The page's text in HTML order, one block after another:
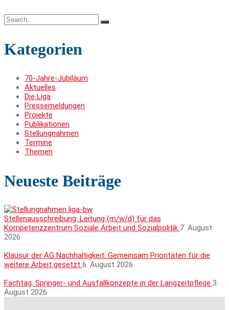
Search
for:
Kategorien
70-Jahre-Jubiläum
Aktuelles
Die Liga
Pressemeldungen
Projekte
Publikationen
Stellungnahmen
Termine
Themen
Neueste Beiträge
Stellenausschreibung: Leitung (m/w/d) für das
Kompetenzzentrum Soziale Arbeit und Sozialpolitik 7. August
2026
Klausur der AG Nachhaltigkeit: Gemeinsam Prioritäten für die
weitere Arbeit gesetzt 6. August 2026
Fachtag: Springer- und Ausfallkonzepte in der Langzeitpflege 3.
August 2026